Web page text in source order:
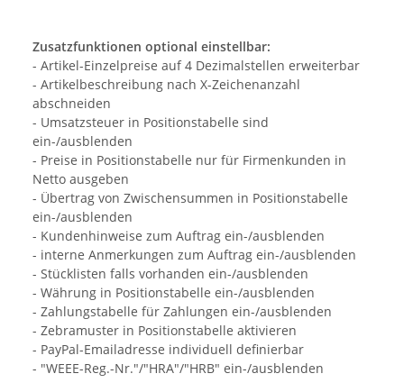
Zusatzfunktionen optional einstellbar:
- Artikel-Einzelpreise auf 4 Dezimalstellen erweiterbar
- Artikelbeschreibung nach X-Zeichenanzahl
abschneiden
- Umsatzsteuer in Positionstabelle sind
ein-/ausblenden
- Preise in Positionstabelle nur für Firmenkunden in
Netto ausgeben
- Übertrag von Zwischensummen in Positionstabelle
ein-/ausblenden
- Kundenhinweise zum Auftrag ein-/ausblenden
- interne Anmerkungen zum Auftrag ein-/ausblenden
- Stücklisten falls vorhanden ein-/ausblenden
- Währung in Positionstabelle ein-/ausblenden
- Zahlungstabelle für Zahlungen ein-/ausblenden
- Zebramuster in Positionstabelle aktivieren
- PayPal-Emailadresse individuell definierbar
- "WEEE-Reg.-Nr."/"HRA"/"HRB" ein-/ausblenden